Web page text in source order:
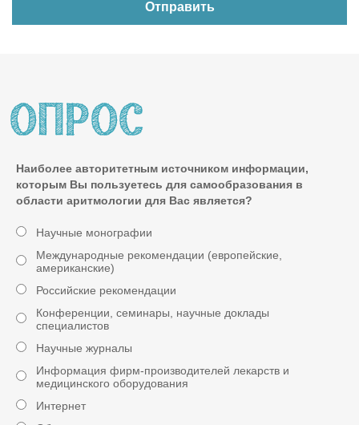
Наиболее авторитетным источником информации,
которым Вы пользуетесь для самообразования в
области аритмологии для Вас является?
Научные монографии
Международные рекомендации (европейские,
американские)
Российские рекомендации
Конференции, семинары, научные доклады
специалистов
Научные журналы
Информация фирм-производителей лекарств и
медицинского оборудования
Интернет